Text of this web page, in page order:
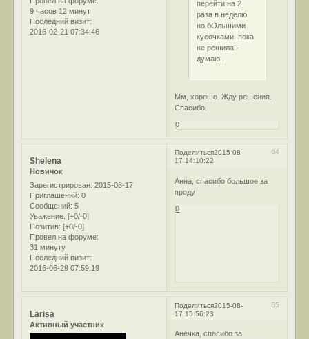
9 часов 12 минут
Последний визит:
2016-02-21 07:34:46
перейти на 2
раза в неделю,
но бОльшими
кусочками. пока
не решила -
думаю .
Мм, хорошо. Жду решения.
Спасибо.
0
Поделиться 64
2015-08-
17 14:10:22
Shelena
Новичок
Зарегистрирован: 2015-08-17
Приглашений: 0
Сообщений: 5
Уважение: [+0/-0]
Позитив: [+0/-0]
Провел на форуме:
31 минуту
Последний визит:
2016-06-29 07:59:19
Анна, спасибо большое за
проду
0
Поделиться 65
2015-08-
17 15:56:23
Larisa
Активный участник
Анечка, спасибо за